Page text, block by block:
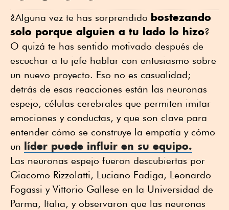
¿Alguna vez te has sorprendido bostezando
solo porque alguien a tu lado lo hizo?
O quizá te has sentido motivado después de
escuchar a tu jefe hablar con entusiasmo sobre
un nuevo proyecto. Eso no es casualidad;
detrás de esas reacciones están las neuronas
espejo, células cerebrales que permiten imitar
emociones y conductas, y que son clave para
entender cómo se construye la empatía y cómo
un líder puede influir en su equipo.
Las neuronas espejo fueron descubiertas por
Giacomo Rizzolatti, Luciano Fadiga, Leonardo
Fogassi y Vittorio Gallese en la Universidad de
Parma, Italia, y observaron que las neuronas